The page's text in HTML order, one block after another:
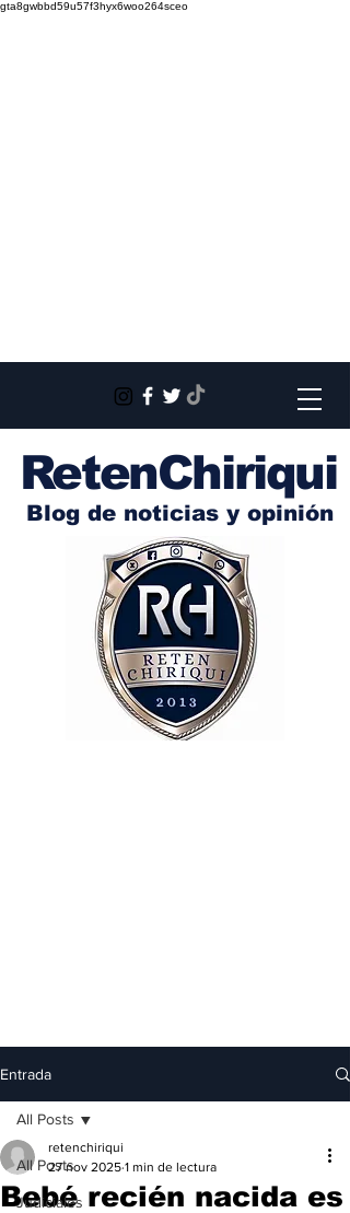
gta8gwbbd59u57f3hyx6woo264sceo
RetenChiriqui
Blog de noticias y opinión
Entrada
All Posts
Judiciales
All Posts
Bebé recién nacida es
retenchiriqui
27 nov 2025 1 min de lectura